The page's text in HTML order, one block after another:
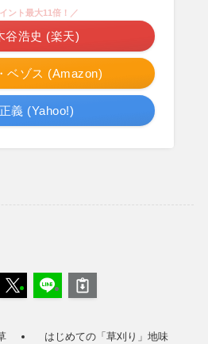
ベゾス (Amazon)
ント最大11倍！／
谷浩史 (楽天)
義 (Yahoo!)
はじめての「草刈り」地味